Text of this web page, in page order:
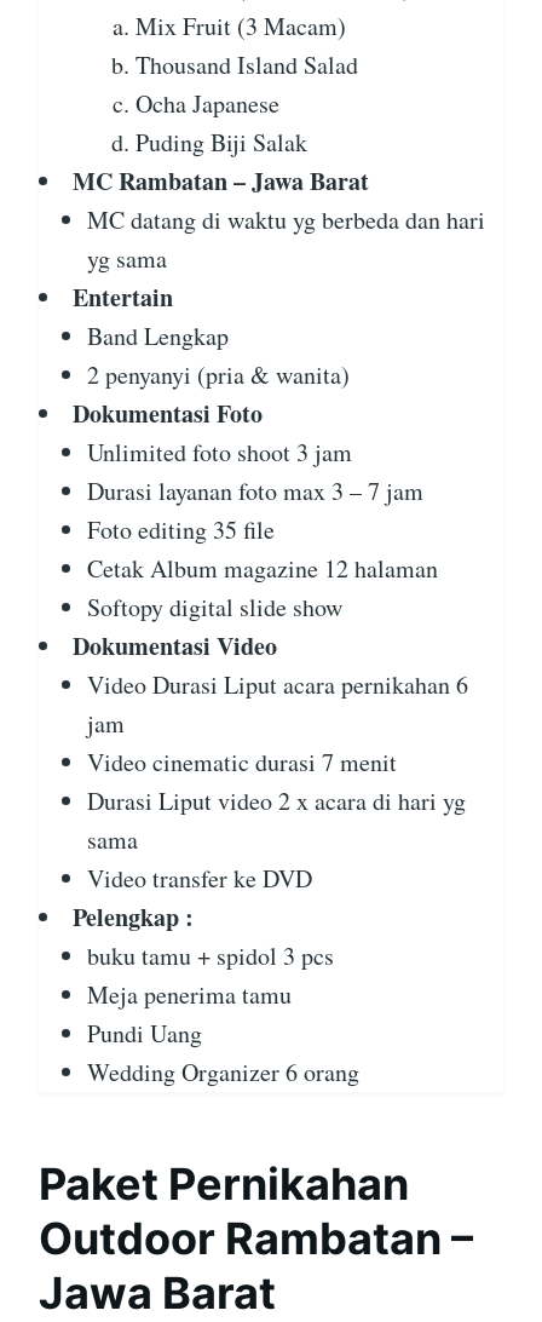
Mix Fruit (3 Macam)
Thousand Island Salad
Ocha Japanese
Puding Biji Salak
MC Rambatan – Jawa Barat
MC datang di waktu yg berbeda dan hari
yg sama
Entertain
Band Lengkap
2 penyanyi (pria & wanita)
Dokumentasi Foto
Unlimited foto shoot 3 jam
Durasi layanan foto max 3 – 7 jam
Foto editing 35 file
Cetak Album magazine 12 halaman
Softopy digital slide show
Dokumentasi Video
Video Durasi Liput acara pernikahan 6
jam
Video cinematic durasi 7 menit
Durasi Liput video 2 x acara di hari yg
sama
Video transfer ke DVD
Pelengkap :
buku tamu + spidol 3 pcs
Meja penerima tamu
Pundi Uang
Wedding Organizer 6 orang
Paket Pernikahan
Outdoor Rambatan –
Jawa Barat